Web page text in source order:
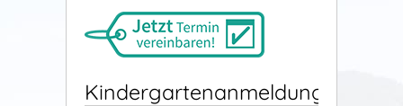
Kindergartenanmeldung